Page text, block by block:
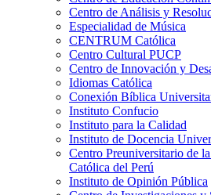
Centro de Análisis y
Especialidad de Música
CENTRUM Católica
Centro Cultural PUCP
Centro de Innovación y
Idiomas Católica
Conexión Bíblica
Instituto Confucio
Instituto para la Calidad
Instituto de Docencia
Centro Preuniversitario de
Católica del Perú
Instituto de Opinión Pública